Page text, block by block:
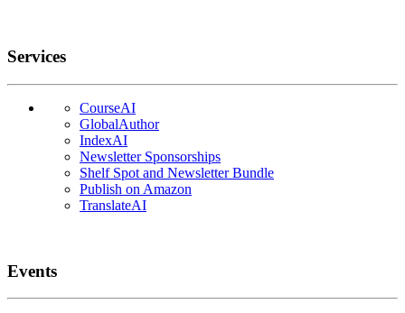
Services
CourseAI
GlobalAuthor
IndexAI
Newsletter Sponsorships
Shelf Spot and Newsletter Bundle
Publish on Amazon
TranslateAI
Events